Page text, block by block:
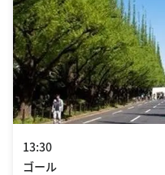
13:30
ゴール